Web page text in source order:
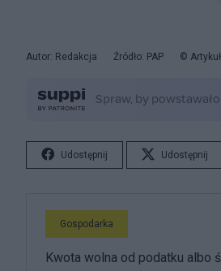
Autor: Redakcja Źródło: PAP ©
Udostępnij Udostępnij
Gospodarka
Kwota wolna od podatku albo